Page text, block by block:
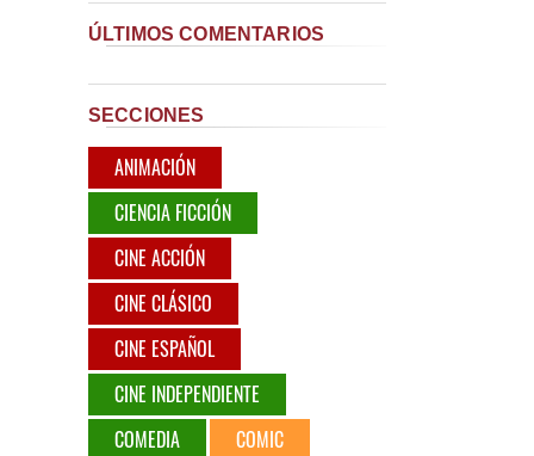
ÚLTIMOS COMENTARIOS
SECCIONES
ANIMACIÓN
CIENCIA FICCIÓN
CINE ACCIÓN
CINE CLÁSICO
CINE ESPAÑOL
CINE INDEPENDIENTE
COMEDIA
COMIC